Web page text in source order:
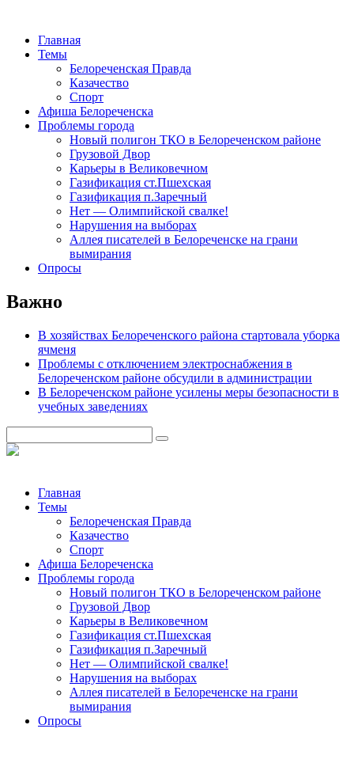
Главная
Темы
Белореченская Правда
Казачество
Спорт
Афиша Белореченска
Проблемы города
Новый полигон ТКО в Белореченском районе
Грузовой Двор
Карьеры в Великовечном
Газификация ст.Пшехская
Газификация п.Заречный
Нет — Олимпийской свалке!
Нарушения на выборах
Аллея писателей в Белореченске на грани
вымирания
Опросы
Важно
В хозяйствах Белореченского района стартовала уборка
ячменя
Проблемы с отключением электроснабжения в
Белореченском районе обсудили в администрации
В Белореченском районе усилены меры безопасности в
учебных заведениях
Главная
Темы
Белореченская Правда
Казачество
Спорт
Афиша Белореченска
Проблемы города
Новый полигон ТКО в Белореченском районе
Грузовой Двор
Карьеры в Великовечном
Газификация ст.Пшехская
Газификация п.Заречный
Нет — Олимпийской свалке!
Нарушения на выборах
Аллея писателей в Белореченске на грани
вымирания
Опросы